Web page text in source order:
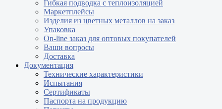
Гибкая подводка с теплоизоляцией
Маркетплейсы
Изделия из цветных металлов на заказ
Упаковка
On-line заказ для оптовых покупателей
Ваши вопросы
Доставка
Документация
Технические характеристики
Испытания
Сертификаты
Паспорта на продукцию